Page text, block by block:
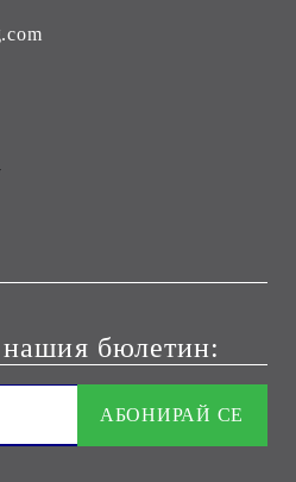
бюлетин: